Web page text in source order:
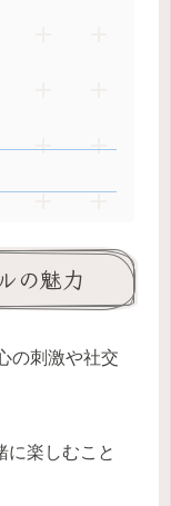
の魅力
の刺激や社交
に楽しむこと